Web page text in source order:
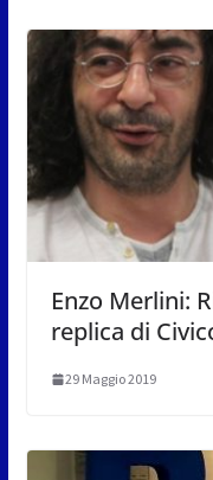
Enzo Merlini:
replica di
29 Maggio 2019